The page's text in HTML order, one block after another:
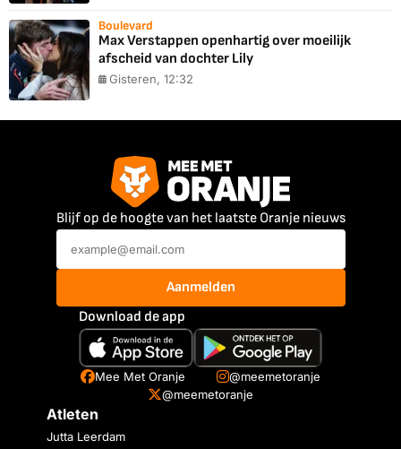
Boulevard
Max Verstappen openhartig over moeilijk
afscheid van dochter Lily
Gisteren, 12:32
Blijf op de hoogte van het laatste Oranje nieuws
Aanmelden
Download de app
Mee Met Oranje
@meemetoranje
@meemetoranje
Atleten
Jutta Leerdam